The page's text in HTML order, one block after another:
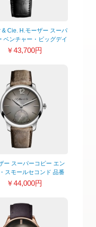
& Cie. H.モーザー スーパ
ベンチャー・ビッグデイ
ト 2100-0200
￥43,700円
ー スーパーコピー エン
スモールセコンド 品番
1321-0211
￥44,000円